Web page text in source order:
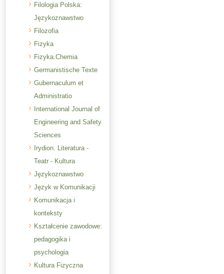
Filologia Polska:
Językoznawstwo
Filozofia
Fizyka
Fizyka.Chemia
Germanistische Texte
Gubernaculum et
Administratio
International Journal of
Engineering and Safety
Sciences
Irydion. Literatura -
Teatr - Kultura
Językoznawstwo
Język w Komunikacji
Komunikacja i
konteksty
Kształcenie zawodowe:
pedagogika i
psychologia
Kultura Fizyczna